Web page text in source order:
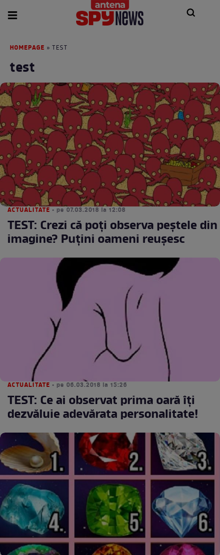
HOMEPAGE » TEST
test
ACTUALITATE • pe 07.03.2018 la 12:08
TEST: Crezi că poți observa peștele din
imagine? Puțini oameni reușesc
ACTUALITATE • pe 06.03.2018 la 15:26
TEST: Ce ai observat prima oară îți
dezvăluie adevărata personalitate!